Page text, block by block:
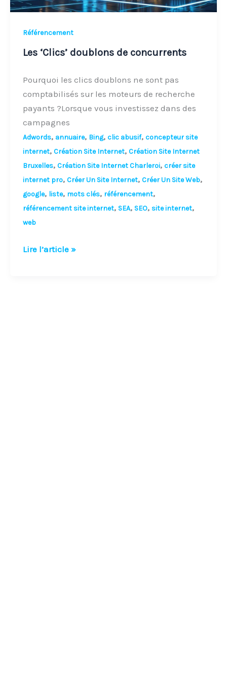
Référencement
Les ‘Clics’ doublons de concurrents
Pourquoi les clics doublons ne sont pas
comptabilisés sur les moteurs de recherche
payants ?Lorsque vous investissez dans des
campagnes
Adwords,annuaire, Bing,clic abusif,concepteur site
internet,Création Site Internet,Création Site Internet
Bruxelles,Création Site Internet Charleroi,créer site
internet pro,Créer Un Site Internet,Créer Un Site Web,
google, liste, mots clés, référencement,
référencement site internet, SEA, SEO, site internet,
web
Lire l’article »